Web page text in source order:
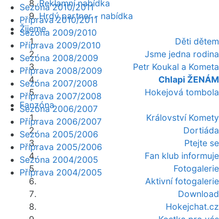
Reklamní nabídka
Hrdý partner - nabídka
Žijeme
Děti dětem
Jsme jedna rodina
Petr Koukal a Kometa
Chlapi ŽENÁM
Hokejová tombola
Fanzóna
Království Komety
Dortiáda
Ptejte se
Fan klub informuje
Fotogalerie
Aktivní fotogalerie
Download
Hokejchat.cz
Sezóna 2010/2011
Příprava 2010/2011
Sezóna 2009/2010
Příprava 2009/2010
Sezóna 2008/2009
Příprava 2008/2009
Sezóna 2007/2008
Příprava 2007/2008
Sezóna 2006/2007
Příprava 2006/2007
Sezóna 2005/2006
Příprava 2005/2006
Sezóna 2004/2005
Příprava 2004/2005